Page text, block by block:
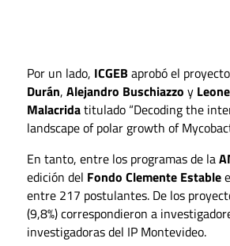
Por un lado, ICGEB aprobó el
Durán, Alejandro Buschiazzo y
Malacridatitulado “Decoding the
landscape of polar growth of
En tanto, entre los programas de la
edición del Fondo Clemente Estable
entre 217 postulantes. De los
(9,8%) correspondieron a
investigadoras del IP Montevideo.